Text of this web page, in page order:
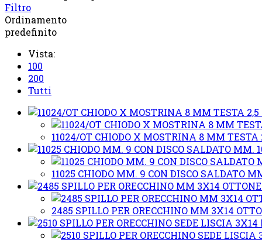
Filtro
Ordinamento
predefinito
Vista:
100
200
Tutti
11024/OT CHIODO X MOSTRINA 8 MM
11025 CHIODO MM. 9 CON DISCO SALDATO
2485 SPILLO PER ORECCHINO MM 3X14